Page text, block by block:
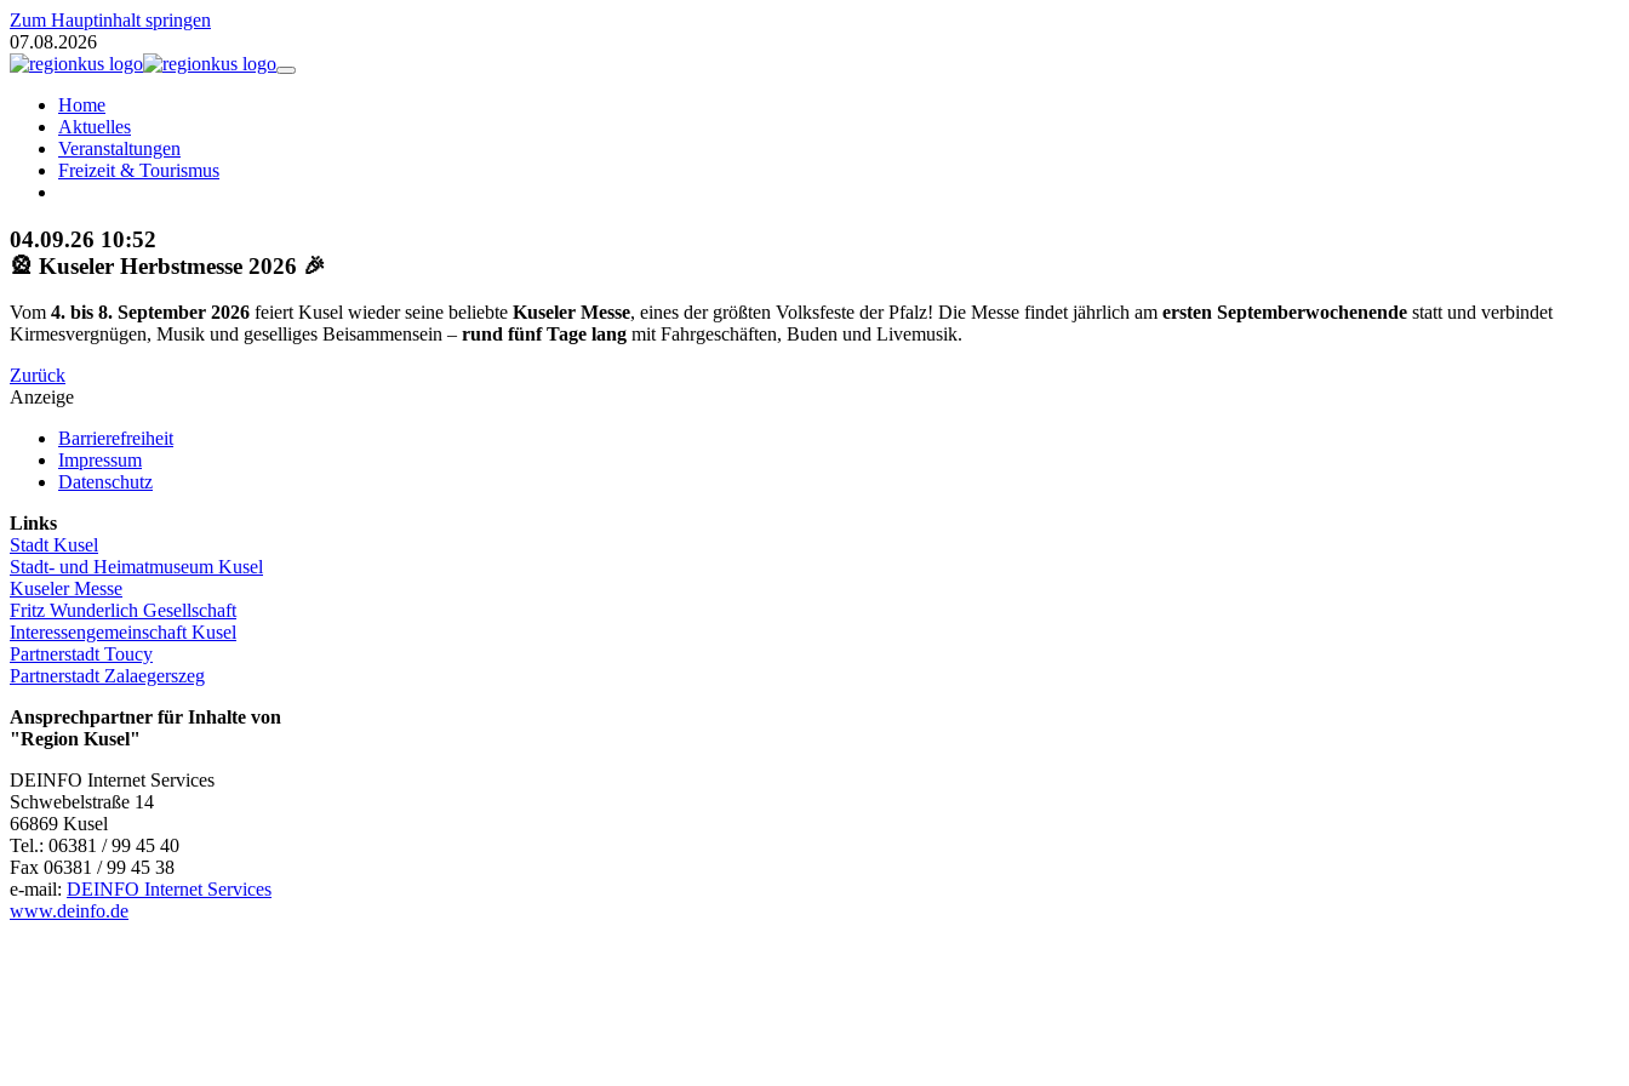
Zum Hauptinhalt springen
07.08.2026
Home
Aktuelles
Veranstaltungen
Freizeit & Tourismus
04.09.26 10:52
🎡 Kuseler Herbstmesse 2026 🎉
Vom 4. bis 8. September 2026 feiert Kusel wieder seine beliebte Kuseler Messe, eines der größten Volksfeste der Pfalz! Die Messe findet jährlich am ersten Septemberwochenende statt und verbindet
Kirmesvergnügen, Musik und geselliges Beisammensein – rund fünf Tage lang mit Fahrgeschäften, Buden und Livemusik.
Zurück
Anzeige
Barrierefreiheit
Impressum
Datenschutz
Links
Stadt Kusel
Stadt- und Heimatmuseum Kusel
Kuseler Messe
Fritz Wunderlich Gesellschaft
Interessengemeinschaft Kusel
Partnerstadt Toucy
Partnerstadt Zalaegerszeg
Ansprechpartner für Inhalte von
"Region Kusel"
DEINFO Internet Services
Schwebelstraße 14
66869 Kusel
Tel.: 06381 / 99 45 40
Fax 06381 / 99 45 38
e-mail: DEINFO Internet Services
www.deinfo.de